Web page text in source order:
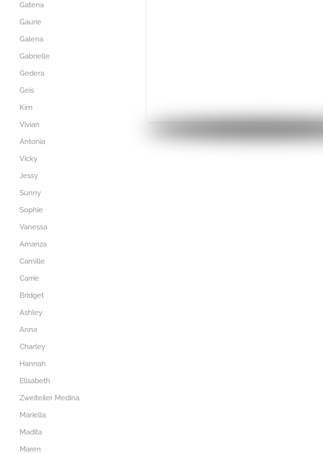
Gatena
Gaurie
Galena
Gabrielle
Gedera
Geis
Kim
Vivian
Antonia
Vicky
Jessy
Sunny
Sophie
Vanessa
Amanza
Camille
Carrie
Bridget
Ashley
Anna
Charley
Hannah
Elisabeth
Zweiteiler Medina
Mariella
Madita
Maren